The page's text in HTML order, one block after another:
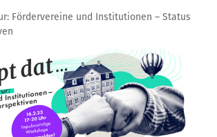
Fördervereine und Institutionen – Status